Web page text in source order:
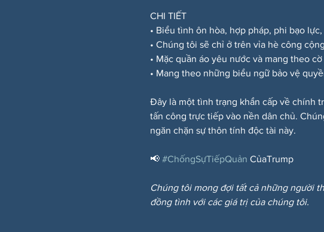
CHI TIẾT
• Biểu tình ôn hòa, hợp pháp, phi bạo
• Chúng tôi sẽ chỉ ở trên vỉa hè công
• Mặc quần áo yêu nước và mang theo cờ
• Mang theo những biểu ngữ bảo vệ
Đây là một tình trạng khẩn cấp về chính
tấn công trực tiếp vào nền dân chủ.
ngăn chặn sự thôn tính độc tài này.
📢 #ChốngSựTiếpQuản CủaTrump
Chúng tôi mong đợi tất cả những người
đồng tình với các giá trị của chúng tôi.